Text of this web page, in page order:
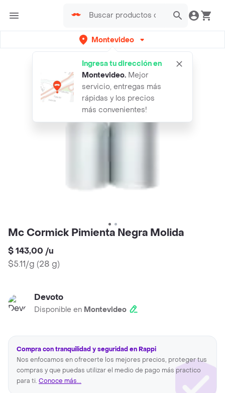
Montevideo
Ingresa tu dirección en
Montevideo. Mejor
servicio, entregas más
rápidas y los precios
más convenientes!
Mc Cormick Pimienta Negra Molida
$ 143,00 /u
$5.11/g (28 g)
Devoto
Disponible en Montevideo
Compra con tranquilidad y seguridad en Rappi
Nos enfocamos en ofrecerte los mejores precios, proteger tus
compras y que puedas utilizar el medio de pago más practico
para ti. Conoce más...